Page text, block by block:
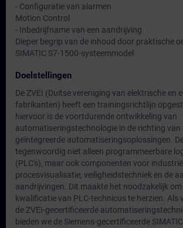
- Configuratie van alarmen
Motion Control
- Inbedrijfname van een aandrijving
Dieper begrip van de inhoud door praktische
SIMATIC S7-1500-systeemmodel
Doelstellingen
De ZVEI (Duitse vereniging van elektrische en
fabrikanten) heeft een trainingsrichtlijn
hiervoor is de voortdurende ontwikkeling van
automatiseringstechnologie in de richting van
geïntegreerde automatiseringsoplossingen.
tegenwoordig niet alleen programmeerbare
(PLC's), maar ook componenten voor
procesvisualisatie, veiligheidstechniek en de
aandrijvingen. Dit maakte het noodzakelijk
kwalificatie van PLC-technicus te herzien. Als
de ZVEI-gecertificeerde
bieden we de Siemens-gecertificeerde